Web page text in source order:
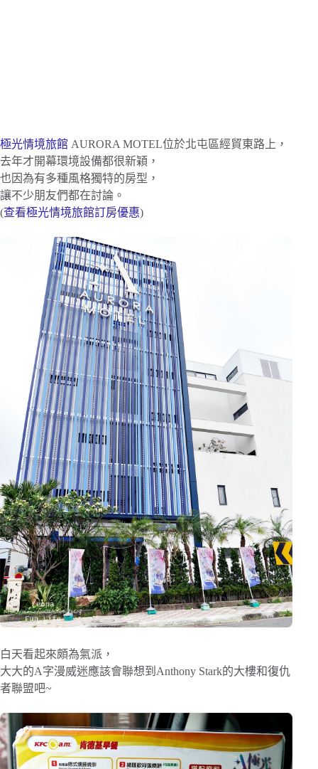
極光情境旅館 AURORA MOTEL位於北屯區經貿東路上，
去年才開幕環境設備都很新穎，
也因為有多種風格獨特的房型，
讓不少朋友們都在討論。
(查看極光情境旅館訂房優惠)
白天看起來頗為氣派，
大大的A字漫威迷應該會聯想到Anthony Stark的大樓和復仇
者聯盟吧~